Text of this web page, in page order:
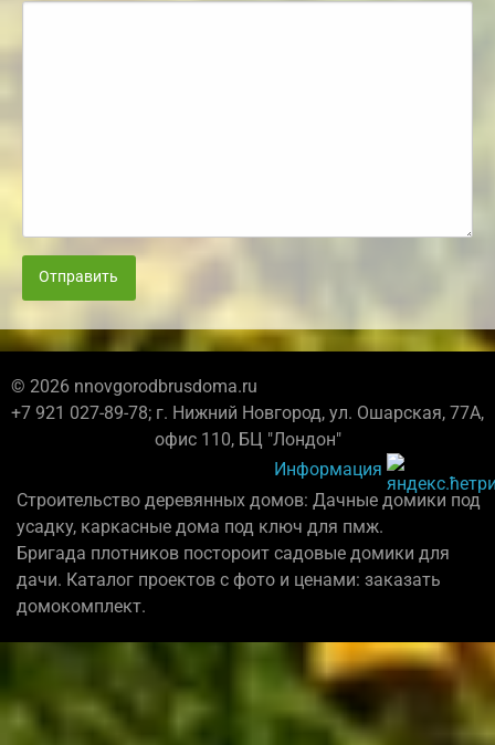
Отправить
© 2026 nnovgorodbrusdoma.ru
+7 921 027-89-78; г. Нижний Новгород, ул. Ошарская, 77А,
офис 110, БЦ "Лондон"
Информация
Строительство деревянных домов: Дачные домики под
усадку, каркасные дома под ключ для пмж.
Бригада плотников постороит садовые домики для
дачи. Каталог проектов с фото и ценами: заказать
домокомплект.